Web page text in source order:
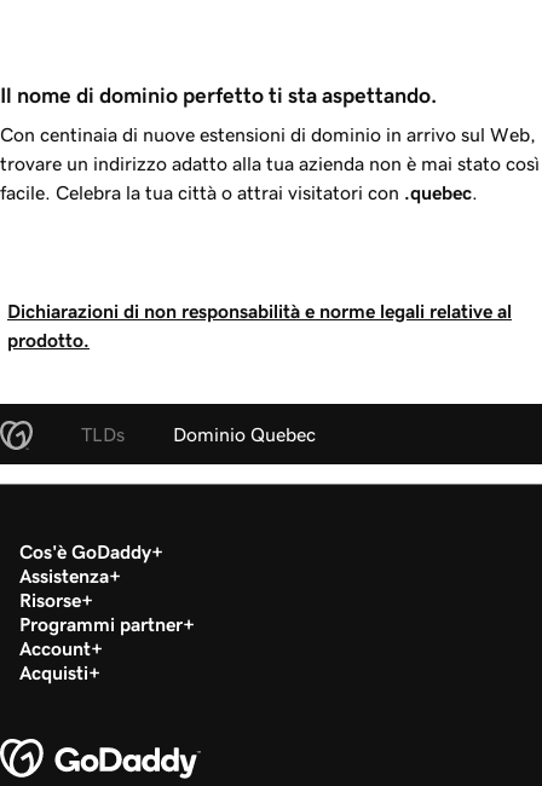
Il nome di dominio perfetto ti sta aspettando.
Con centinaia di nuove estensioni di dominio in arrivo sul Web,
trovare un indirizzo adatto alla tua azienda non è mai stato così
facile. Celebra la tua città o attrai visitatori con .quebec
Dichiarazioni di non responsabilità e norme legali relative al
prodotto.
TLDs Dominio Quebec
Cos'è GoDaddy
Assistenza
Risorse
Programmi partner
Account
Acquisti